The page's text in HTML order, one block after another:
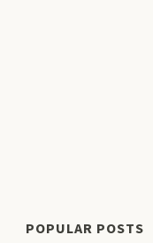
POPULAR POSTS